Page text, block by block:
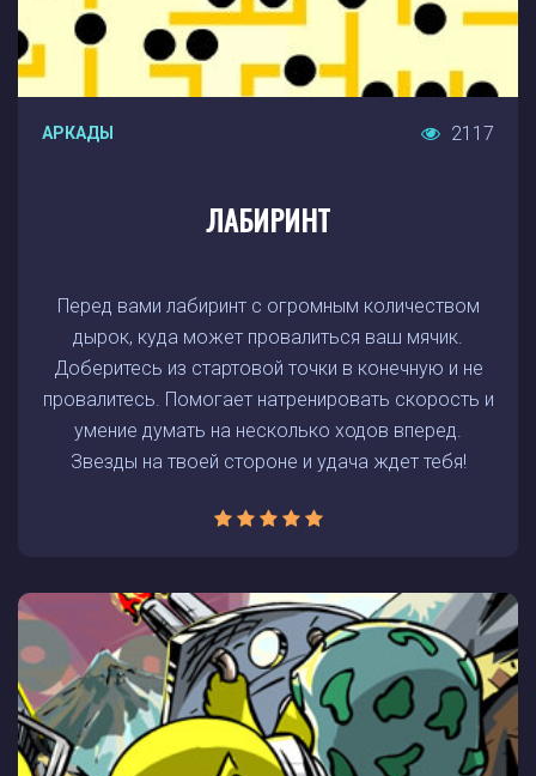
АРКАДЫ 2117
ЛАБИРИНТ
Перед вами лабиринт с огромным количеством
дырок, куда может провалиться ваш мячик.
Доберитесь из стартовой точки в конечную и не
провалитесь. Помогает натренировать скорость и
умение думать на несколько ходов вперед.
Звезды на твоей стороне и удача ждет тебя!